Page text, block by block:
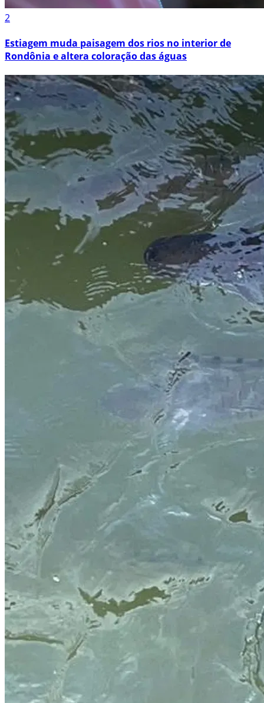
2
Estiagem muda paisagem dos rios no interior de
Rondônia e altera coloração das águas